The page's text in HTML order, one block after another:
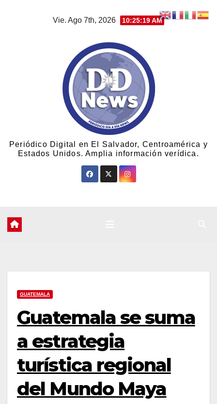
Vie. Ago 7th, 2026 10:25:20 AM
Periódico Digital en El Salvador, Centroamérica y
Estados Unidos. Amplia información verídica.
GUATEMALA
Guatemala se suma
a estrategia
turística regional
del Mundo Maya